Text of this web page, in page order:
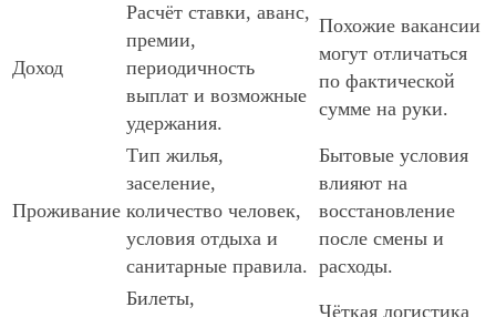
Доход
Расчёт ставки, аванс,
премии,
периодичность
выплат и возможные
удержания.
Похожие вакансии
могут отличаться
по фактической
сумме на руки.
Проживание
Тип жилья,
заселение,
количество человек,
условия отдыха и
санитарные правила.
Бытовые условия
влияют на
восстановление
после смены и
расходы.
Билеты,
Чёткая логистика